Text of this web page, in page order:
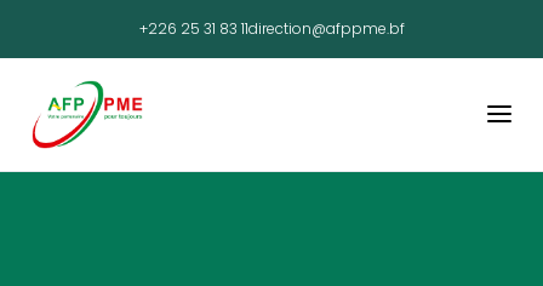
+226 25 31 83 11direction@afppme.bf